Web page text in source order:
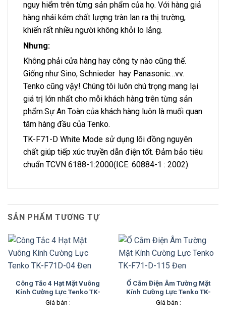
nguy hiểm trên từng sản phẩm của họ. Với hàng giả
hàng nhái kém chất lượng tràn lan ra thị trường,
khiến rất nhiều người không khỏi lo lắng.
Nhưng:
Không phải cửa hàng hay công ty nào cũng thế.
Giống như Sino, Schnieder hay Panasonic…vv.
Tenko cũng vậy! Chúng tôi luôn chú trọng mang lại
giá trị lớn nhất cho mỗi khách hàng trên từng sản
phẩm.Sự An Toàn của khách hàng luôn là muối quan
tâm hàng đầu của Tenko.
TK-F71-D White Mode sử dụng lõi đồng nguyên
chất giúp tiếp xúc truyền dẫn điện tốt. Đảm bảo tiêu
chuẩn TCVN 6188-1:2000(ICE: 60884-1 : 2002).
SẢN PHẨM TƯƠNG TỰ
Công Tắc 4 Hạt Mặt Vuông
Kính Cường Lực Tenko TK-
F71D-04 Đen
Giá bán :
Ổ Cắm Điện Âm Tường Mặt
Kính Cường Lực Tenko TK-
F71-D-115 Đen
Giá bán :